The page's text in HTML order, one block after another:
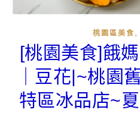
桃園區美食 ,
[桃園美食]餓
｜豆花|~桃園
特區冰品店~